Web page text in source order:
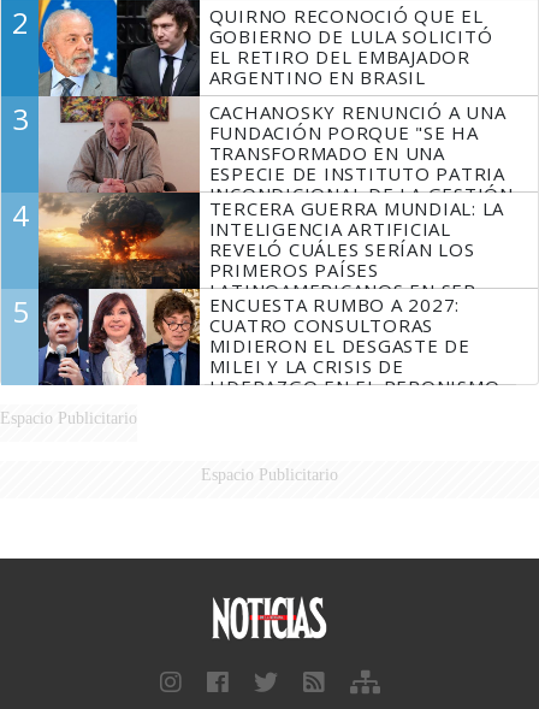
2
QUIRNO RECONOCIÓ QUE EL
GOBIERNO DE LULA SOLICITÓ
EL RETIRO DEL EMBAJADOR
ARGENTINO EN BRASIL
3
CACHANOSKY RENUNCIÓ A UNA
FUNDACIÓN PORQUE "SE HA
TRANSFORMADO EN UNA
ESPECIE DE INSTITUTO PATRIA
INCONDICIONAL DE LA GESTIÓN
DE MILEI"
4
TERCERA GUERRA MUNDIAL: LA
INTELIGENCIA ARTIFICIAL
REVELÓ CUÁLES SERÍAN LOS
PRIMEROS PAÍSES
LATINOAMERICANOS EN SER
DERROTADOS
5
ENCUESTA RUMBO A 2027:
CUATRO CONSULTORAS
MIDIERON EL DESGASTE DE
MILEI Y LA CRISIS DE
LIDERAZGO EN EL PERONISMO
Espacio Publicitario
Espacio Publicitario